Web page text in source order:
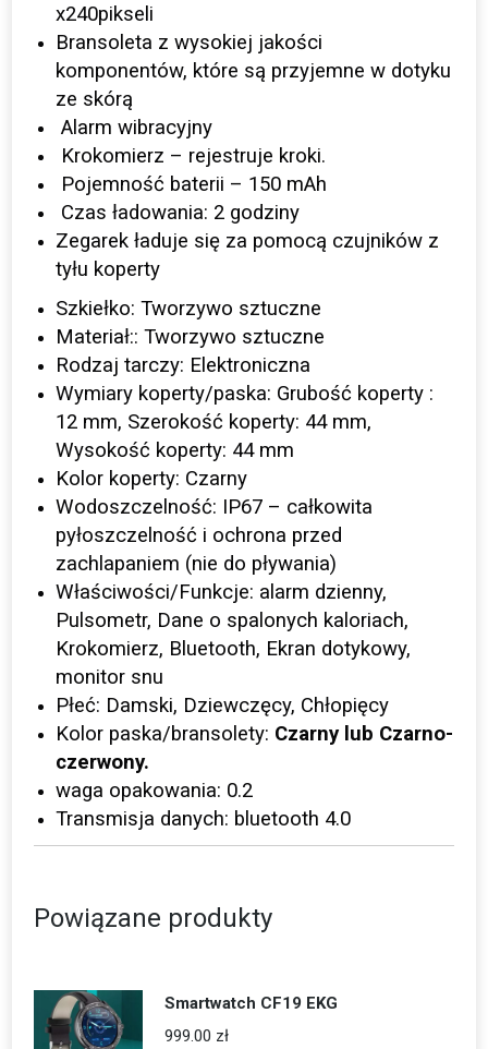
x240pikseli
Bransoleta z wysokiej jakości
komponentów, które są przyjemne w dotyku
ze skórą
Alarm wibracyjny
Krokomierz – rejestruje kroki.
Pojemność baterii – 150 mAh
Czas ładowania: 2 godziny
Zegarek ładuje się za pomocą czujników z
tyłu koperty
Szkiełko: Tworzywo sztuczne
Materiał:: Tworzywo sztuczne
Rodzaj tarczy: Elektroniczna
Wymiary koperty/paska: Grubość koperty :
12 mm, Szerokość koperty: 44 mm,
Wysokość koperty: 44 mm
Kolor koperty: Czarny
Wodoszczelność: IP67 – całkowita
pyłoszczelność i ochrona przed
zachlapaniem (nie do pływania)
Właściwości/Funkcje: alarm dzienny,
Pulsometr, Dane o spalonych kaloriach,
Krokomierz, Bluetooth, Ekran dotykowy,
monitor snu
Płeć: Damski, Dziewczęcy, Chłopięcy
Kolor paska/bransolety: Czarny lub Czarno-
czerwony.
waga opakowania: 0.2
Transmisja danych: bluetooth 4.0
Powiązane produkty
Smartwatch CF19 EKG
999.00 zł